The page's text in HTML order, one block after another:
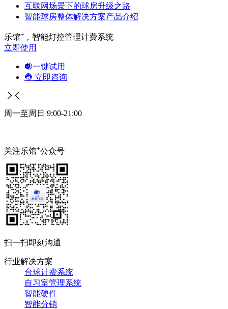
互联网场景下的球房升级之路
智能球房整体解决方案产品介绍
乐馆+ ，智能灯控管理计费系统
立即使用
一键试用
立即咨询
周一至周日 9:00-21:00
关注乐馆+公众号
扫一扫即刻沟通
行业解决方案
台球计费系统
自习室管理系统
智能硬件
智能分销